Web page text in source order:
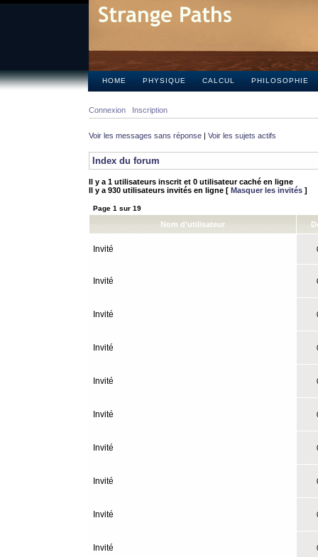
HOME PHYSIQUE CALCUL PHILOSOPHIE
Connexion Inscription
Voir les messages sans réponse | Voir les sujets actifs
Index du forum
Il y a 1 utilisateurs inscrit et 0 utilisateur caché en ligne
Il y a 930 utilisateurs invités en ligne [ Masquer les invités ]
Page 1 sur 19
Nom d’utilisateur
Invité
Invité
Invité
Invité
Invité
Invité
Invité
Invité
Invité
Invité